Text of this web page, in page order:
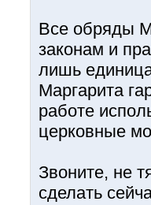
Все обряды
законам и
лишь
Маргарита
работе
церковные
Звоните, не
сделать